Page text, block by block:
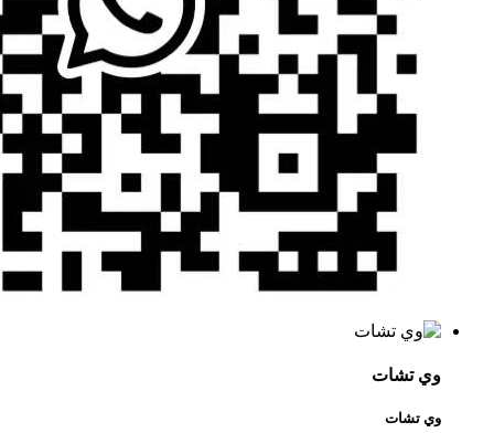
وي تشات
وي تشات